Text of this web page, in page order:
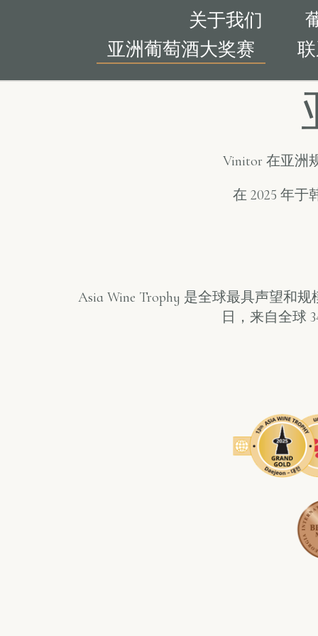
关于我们
亚洲葡萄酒大奖赛
Vinitor 在亚洲
在 2025 年
Asia Wine Trophy 是全球最具声望和
日，来自全球